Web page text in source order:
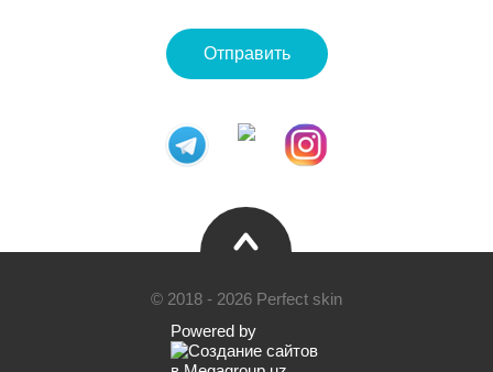
Отправить
© 2018 - 2026 Perfect skin
Powered by